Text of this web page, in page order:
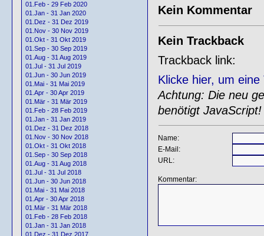
01.Feb - 29 Feb 2020
01.Jan - 31 Jan 2020
01.Dez - 31 Dez 2019
01.Nov - 30 Nov 2019
01.Okt - 31 Okt 2019
01.Sep - 30 Sep 2019
01.Aug - 31 Aug 2019
01.Jul - 31 Jul 2019
01.Jun - 30 Jun 2019
01.Mai - 31 Mai 2019
01.Apr - 30 Apr 2019
01.Mär - 31 Mär 2019
01.Feb - 28 Feb 2019
01.Jan - 31 Jan 2019
01.Dez - 31 Dez 2018
01.Nov - 30 Nov 2018
01.Okt - 31 Okt 2018
01.Sep - 30 Sep 2018
01.Aug - 31 Aug 2018
01.Jul - 31 Jul 2018
01.Jun - 30 Jun 2018
01.Mai - 31 Mai 2018
01.Apr - 30 Apr 2018
01.Mär - 31 Mär 2018
01.Feb - 28 Feb 2018
01.Jan - 31 Jan 2018
01.Dez - 31 Dez 2017
Kein Kommentar
Kein Trackback
Trackback link:
Klicke hier, um
Achtung: Die neu
benötigt JavaScript!
Name:
E-Mail:
URL:
Kommentar: